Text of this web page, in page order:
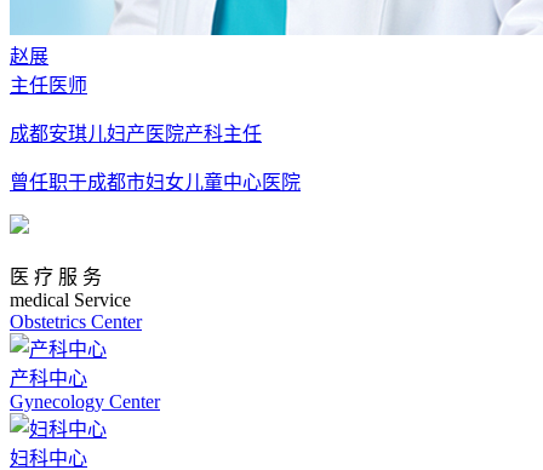
赵展
主任医师
成都安琪儿妇产医院产科主任
曾任职于成都市妇女儿童中心医院
医 疗 服 务
medical Service
Obstetrics Center
产科中心
Gynecology Center
妇科中心